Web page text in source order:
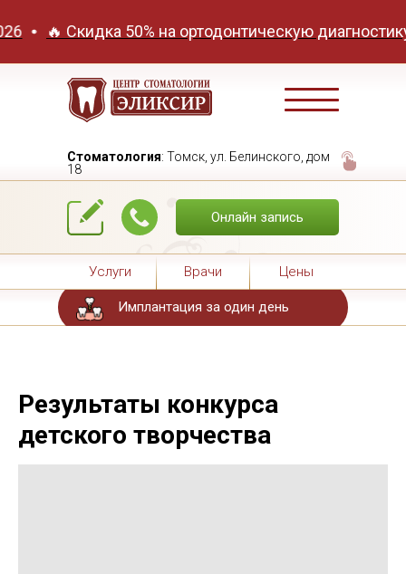
🔥 Скидка 50% на ортодонтическую диагностику!
Стоматология: Томск, ул. Белинского, дом
18
Онлайн запись
Услуги Врачи Цены
Имплантация за один день
Результаты конкурса
детского творчества